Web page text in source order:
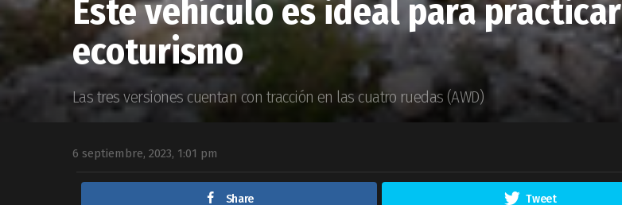
Este vehículo es ideal para practicar
ecoturismo
Las tres versiones cuentan con tracción en las cuatro ruedas (AWD)
6 septiembre, 2023, 1:01 pm
Share Tweet